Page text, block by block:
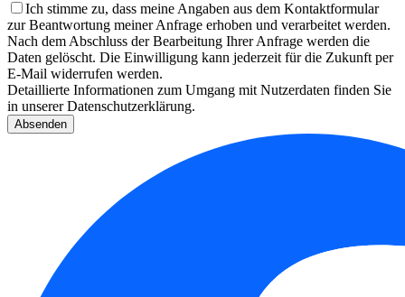
Ich stimme zu, dass meine Angaben aus dem Kontaktformular
zur Beantwortung meiner Anfrage erhoben und verarbeitet werden.
Nach dem Abschluss der Bearbeitung Ihrer Anfrage werden die
Daten gelöscht. Die Einwilligung kann jederzeit für die Zukunft per
E-Mail widerrufen werden.
Detaillierte Informationen zum Umgang mit Nutzerdaten finden Sie
in unserer Datenschutzerklärung.
Absenden